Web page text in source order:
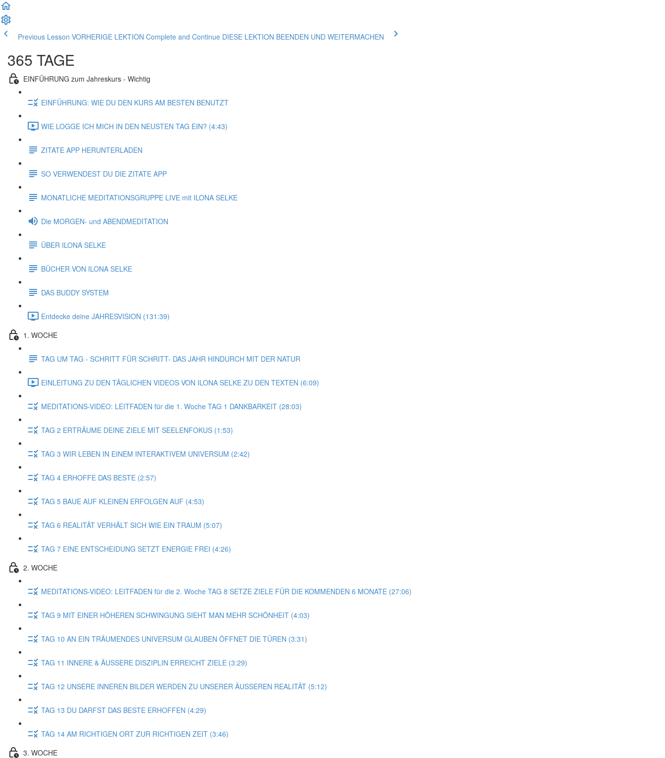
Previous Lesson VORHERIGE LEKTION Complete and Continue DIESE LEKTION BEENDEN UND WEITERMACHEN
365 TAGE
EINFÜHRUNG zum Jahreskurs - Wichtig
EINFÜHRUNG: WIE DU DEN KURS AM BESTEN BENUTZT
WIE LOGGE ICH MICH IN DEN NEUSTEN TAG EIN? (4:43)
ZITATE APP HERUNTERLADEN
SO VERWENDEST DU DIE ZITATE APP
MONATLICHE MEDITATIONSGRUPPE LIVE mit ILONA SELKE
Die MORGEN- und ABENDMEDITATION
ÜBER ILONA SELKE
BÜCHER VON ILONA SELKE
DAS BUDDY SYSTEM
Entdecke deine JAHRESVISION (131:39)
1. WOCHE
TAG UM TAG - SCHRITT FÜR SCHRITT- DAS JAHR HINDURCH MIT DER NATUR
EINLEITUNG ZU DEN TÄGLICHEN VIDEOS VON ILONA SELKE ZU DEN TEXTEN (6:09)
MEDITATIONS-VIDEO: LEITFADEN für die 1. Woche TAG 1 DANKBARKEIT (28:03)
TAG 2 ERTRÄUME DEINE ZIELE MIT SEELENFOKUS (1:53)
TAG 3 WIR LEBEN IN EINEM INTERAKTIVEM UNIVERSUM (2:42)
TAG 4 ERHOFFE DAS BESTE (2:57)
TAG 5 BAUE AUF KLEINEN ERFOLGEN AUF (4:53)
TAG 6 REALITÄT VERHÄLT SICH WIE EIN TRAUM (5:07)
TAG 7 EINE ENTSCHEIDUNG SETZT ENERGIE FREI (4:26)
2. WOCHE
MEDITATIONS-VIDEO: LEITFADEN für die 2. Woche TAG 8 SETZE ZIELE FÜR DIE KOMMENDEN 6 MONATE (27:06)
TAG 9 MIT EINER HÖHEREN SCHWINGUNG SIEHT MAN MEHR SCHÖNHEIT (4:03)
TAG 10 AN EIN TRÄUMENDES UNIVERSUM GLAUBEN ÖFFNET DIE TÜREN (3:31)
TAG 11 INNERE & ÄUSSERE DISZIPLIN ERREICHT ZIELE (3:29)
TAG 12 UNSERE INNEREN BILDER WERDEN ZU UNSERER ÄUSSEREN REALITÄT (5:12)
TAG 13 DU DARFST DAS BESTE ERHOFFEN (4:29)
TAG 14 AM RICHTIGEN ORT ZUR RICHTIGEN ZEIT (3:46)
3. WOCHE